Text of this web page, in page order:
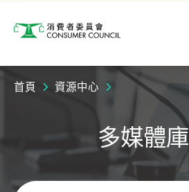
消費者委員會
首頁 資源中心
多媒體庫